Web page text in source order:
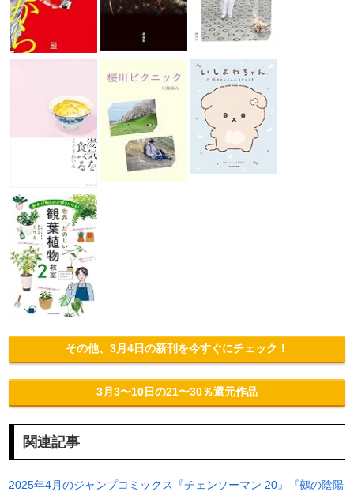
その他、3月4日の新刊を今すぐにチェック！
3月3〜10日の21〜30％還元作品
関連記事
2025年4月のジャンプコミックス『チェンソーマン 20』『鵺の陰陽